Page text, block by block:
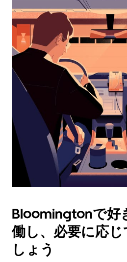
ン
ダ
ー
を
操
作
し、
を
選
択
す。
ン
で
カ
レ
ン
Bloomingtonで好
働し、必要に応じ
しょう